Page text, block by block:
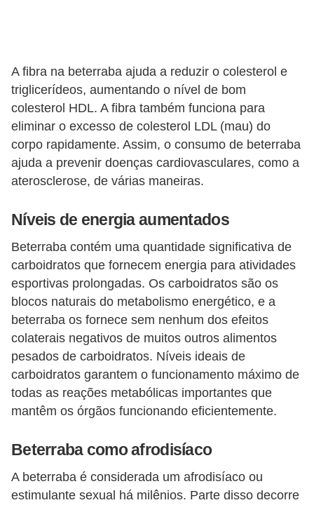
A fibra na beterraba ajuda a reduzir o colesterol e
triglicerídeos, aumentando o nível de bom
colesterol HDL. A fibra também funciona para
eliminar o excesso de colesterol LDL (mau) do
corpo rapidamente. Assim, o consumo de beterraba
ajuda a prevenir doenças cardiovasculares, como a
aterosclerose, de várias maneiras.
Níveis de energia aumentados
Beterraba contém uma quantidade significativa de
carboidratos que fornecem energia para atividades
esportivas prolongadas. Os carboidratos são os
blocos naturais do metabolismo energético, e a
beterraba os fornece sem nenhum dos efeitos
colaterais negativos de muitos outros alimentos
pesados ​​de carboidratos. Níveis ideais de
carboidratos garantem o funcionamento máximo de
todas as reações metabólicas importantes que
mantêm os órgãos funcionando eficientemente.
Beterraba como afrodisíaco
A beterraba é considerada um afrodisíaco ou
estimulante sexual há milênios. Parte disso decorre